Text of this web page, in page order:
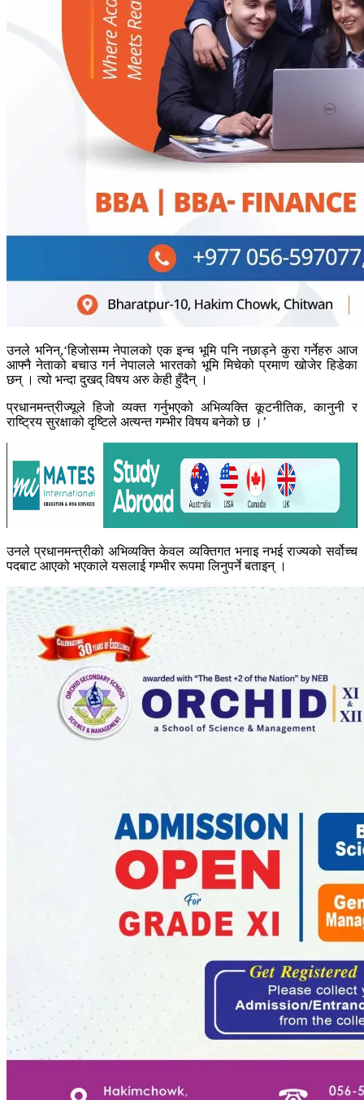
उनले भनिन्,‘हिजोसम्म नेपालको एक इन्च भूमि पनि नछाड्ने कुरा गर्नेहरु आज
आफ्नै नेताको बचाउ गर्न नेपालले भारतको भूमि मिचेको प्रमाण खोजेर हिडेका
छन् । त्यो भन्दा दुखद् विषय अरु केही हुँदैन् ।
प्रधानमन्त्रीज्यूले हिजो व्यक्त गर्नुभएको अभिव्यक्ति कूटनीतिक, कानुनी र
राष्ट्रिय सुरक्षाको दृष्टिले अत्यन्त गम्भीर विषय बनेको छ ।’
उनले प्रधानमन्त्रीको अभिव्यक्ति केवल व्यक्तिगत भनाइ नभई राज्यको सर्वोच्च
पदबाट आएको भएकाले यसलाई गम्भीर रूपमा लिनुपर्ने बताइन् ।